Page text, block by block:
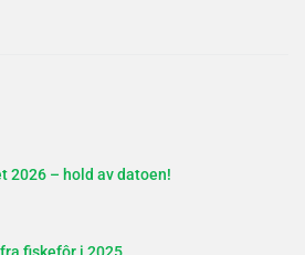
2026 – hold av datoen!